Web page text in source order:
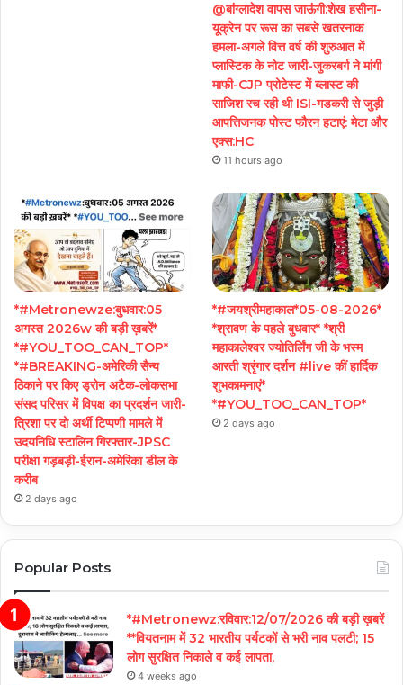
@बांग्लादेश वापस जाऊंगी:शेख हसीना-
यूक्रेन पर रूस का सबसे खतरनाक
हमला-अगले वित्त वर्ष की शुरुआत में
प्लास्टिक के नोट जारी-जुकरबर्ग ने मांगी
माफी-CJP प्रोटेस्ट में ब्लास्ट की
साजिश रच रही थी ISI-गडकरी से जुड़ी
आपत्तिजनक पोस्ट फौरन हटाएं: मेटा और
एक्स:HC
11 hours ago
*#Metronewze:बुधवार:05
अगस्त 2026w की बड़ी ख़बरें*
*#YOU_TOO_CAN_TOP*
*#BREAKING-अमेरिकी सैन्य
ठिकाने पर किए ड्रोन अटैक-लोकसभा
संसद परिसर में विपक्ष का प्रदर्शन जारी-
त्रिशा पर दो अर्थी टिप्पणी मामले में
उदयनिधि स्टालिन गिरफ्तार-JPSC
परीक्षा गड़बड़ी-ईरान-अमेरिका डील के
करीब
2 days ago
*#जयश्रीमहाकाल*05-08-2026*
*श्रावण के पहले बुधवार* *श्री
महाकालेश्वर ज्योतिर्लिंग जी के भस्म
आरती श्रृंगार दर्शन #live कीं हार्दिक
शुभकामनाएं*
*#YOU_TOO_CAN_TOP*
2 days ago
Popular Posts
*#Metronewz:रविवार:12/07/2026 की बड़ी ख़बरें
**वियतनाम में 32 भारतीय पर्यटकों से भरी नाव पलटी; 15
लोग सुरक्षित निकाले व कई लापता,
4 weeks ago